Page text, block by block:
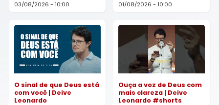
03/08/2026 - 10:00 01/08/2026 - 10:00
O sinal de que Deus está
com você | Deive
Leonardo
Ouça a voz de Deus com
mais clareza | Deive
Leonardo #shorts